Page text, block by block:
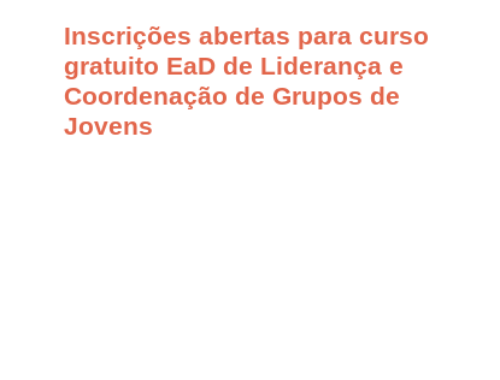
Inscrições abertas para curso
gratuito EaD de Liderança e
Coordenação de Grupos de
Jovens